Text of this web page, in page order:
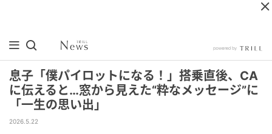
息子「僕パイロットになる！」搭乗直後、CA
に伝えると…窓から見えた“粋なメッセージ”に
「一生の思い出」
2026.5.22